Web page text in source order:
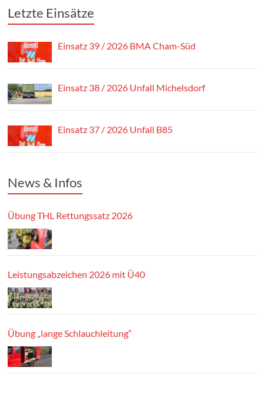
Letzte Einsätze
Einsatz 39 / 2026 BMA Cham-Süd
Einsatz 38 / 2026 Unfall Michelsdorf
Einsatz 37 / 2026 Unfall B85
News & Infos
Übung THL Rettungssatz 2026
Leistungsabzeichen 2026 mit Ü40
Übung „lange Schlauchleitung“